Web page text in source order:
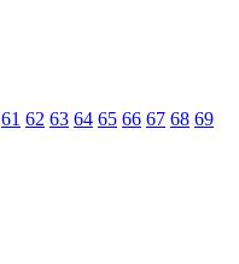
61 62 63 64 65 66 67 68 69